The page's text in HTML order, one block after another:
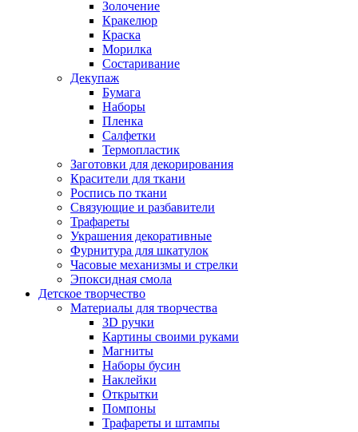
Золочение
Кракелюр
Краска
Морилка
Состаривание
Декупаж
Бумага
Наборы
Пленка
Салфетки
Термопластик
Заготовки для декорирования
Красители для ткани
Роспись по ткани
Связующие и разбавители
Трафареты
Украшения декоративные
Фурнитура для шкатулок
Часовые механизмы и стрелки
Эпоксидная смола
Детское творчество
Материалы для творчества
3D ручки
Картины своими руками
Магниты
Наборы бусин
Наклейки
Открытки
Помпоны
Трафареты и штампы